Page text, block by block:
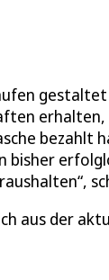
bezahlt
aus der